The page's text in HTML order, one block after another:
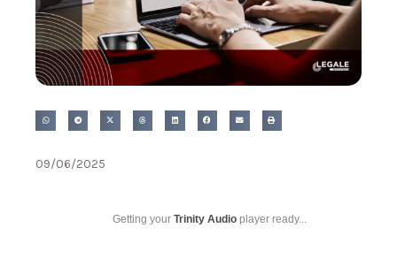
09/06/2025
Getting your Trinity Audio player ready...